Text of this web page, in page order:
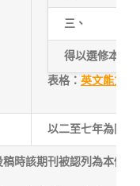
三、
得以選修本系
表格： 英文能力鑑
以二至七年為限。
時該期刊被認列為本修